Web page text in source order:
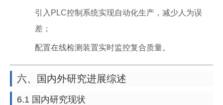
引入PLC控制系统实现自动化生产，减少人为误
差；
配置在线检测装置实时监控复合质量。
六、国内外研究进展综述
6.1 国内研究现状